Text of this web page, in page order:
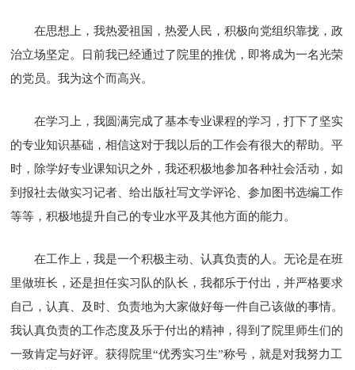
在思想上，我热爱祖国，热爱人民，积极向党组织靠拢，政
治立场坚定。日前我已经通过了院里的推优，即将成为一名光荣
的党员。我为这个而高兴。
在学习上，我圆满完成了基本专业课程的学习，打下了坚实
的专业知识基础，相信这对于我以后的工作会有很大的帮助。平
时，除学好专业课知识之外，我还积极地参加各种社会活动，如
到报社去做实习记者、给出版社写文学评论、参加图书选编工作
等等，积极地提升自己的专业水平及其他方面的能力。
在工作上，我是一个积极主动、认真负责的人。无论是在班
里做班长，还是担任实习队的队长，我都乐于付出，并严格要求
自己，认真、及时、负责地为大家做好每一件自己该做的事情。
我认真负责的工作态度及乐于付出的精神，得到了院里师生们的
一致肯定与好评。获得院里“优秀实习生”称号，就是对我努力工